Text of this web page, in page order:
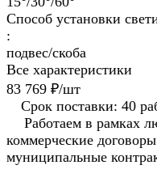
Способ установки
:
подвес/скоба
Все характеристики
83 769 ₽/шт
Срок поставки: 40
Работаем в рамках
коммерческие
муниципальные